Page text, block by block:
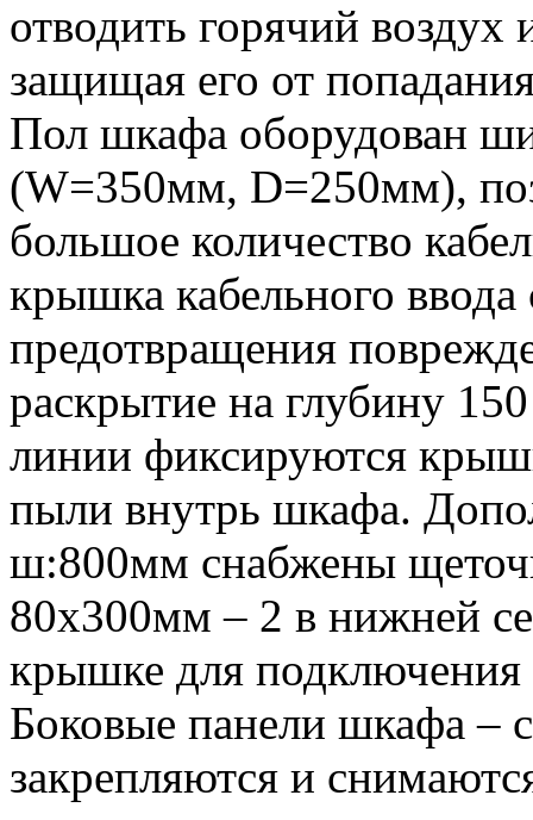
отводить горячий
защищая его от
Пол шкафа оборудован
(W=350мм, D=250мм),
большое количество
крышка кабельного
предотвращения
раскрытие на глубину
линии фиксируются
пыли внутрь шкафа.
ш:800мм снабжены
80х300мм – 2 в нижней
крышке для подключения
Боковые панели шкафа –
закрепляются и